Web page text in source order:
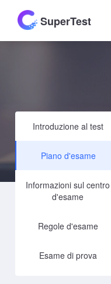
SuperTest
Introduzione al test
Piano d'esame
Informazioni sul centro
d'esame
Regole d'esame
Esame di prova